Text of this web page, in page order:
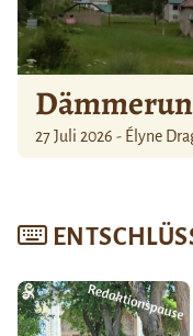
27 Juli 2026 - Élyne